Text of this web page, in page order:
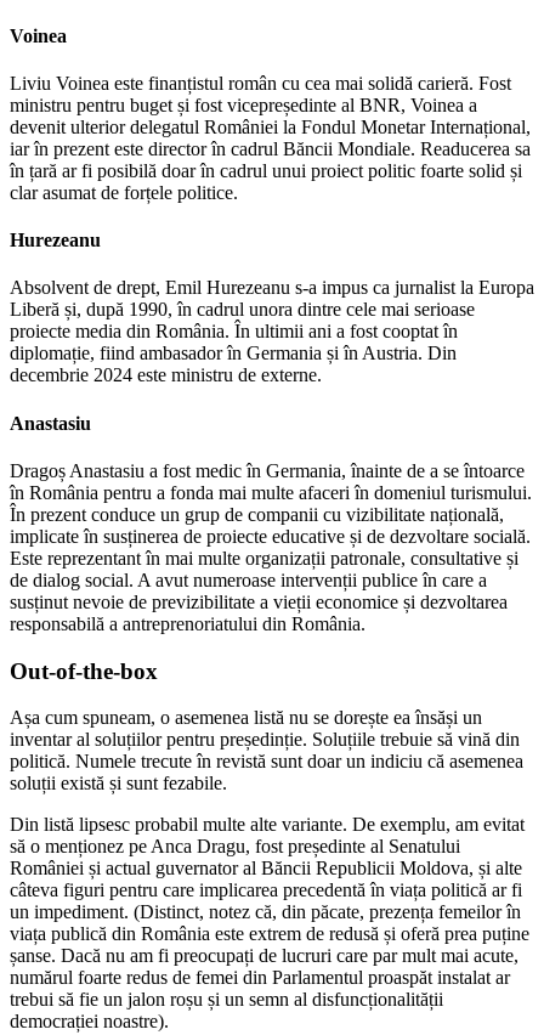
Voinea
Liviu Voinea este finanțistul român cu cea mai solidă carieră. Fost
ministru pentru buget și fost vicepreședinte al BNR, Voinea a
devenit ulterior delegatul României la Fondul Monetar Internațional,
iar în prezent este director în cadrul Băncii Mondiale. Readucerea sa
în țară ar fi posibilă doar în cadrul unui proiect politic foarte solid și
clar asumat de forțele politice.
Hurezeanu
Absolvent de drept, Emil Hurezeanu s-a impus ca jurnalist la Europa
Liberă și, după 1990, în cadrul unora dintre cele mai serioase
proiecte media din România. În ultimii ani a fost cooptat în
diplomație, fiind ambasador în Germania și în Austria. Din
decembrie 2024 este ministru de externe.
Anastasiu
Dragoș Anastasiu a fost medic în Germania, înainte de a se întoarce
în România pentru a fonda mai multe afaceri în domeniul turismului.
În prezent conduce un grup de companii cu vizibilitate națională,
implicate în susținerea de proiecte educative și de dezvoltare socială.
Este reprezentant în mai multe organizații patronale, consultative și
de dialog social. A avut numeroase intervenții publice în care a
susținut nevoie de previzibilitate a vieții economice și dezvoltarea
responsabilă a antreprenoriatului din România.
Out-of-the-box
Așa cum spuneam, o asemenea listă nu se dorește ea însăși un
inventar al soluțiilor pentru președinție. Soluțiile trebuie să vină din
politică. Numele trecute în revistă sunt doar un indiciu că asemenea
soluții există și sunt fezabile.
Din listă lipsesc probabil multe alte variante. De exemplu, am evitat
să o menționez pe Anca Dragu, fost președinte al Senatului
României și actual guvernator al Băncii Republicii Moldova, și alte
câteva figuri pentru care implicarea precedentă în viața politică ar fi
un impediment. (Distinct, notez că, din păcate, prezența femeilor în
viața publică din România este extrem de redusă și oferă prea puține
șanse. Dacă nu am fi preocupați de lucruri care par mult mai acute,
numărul foarte redus de femei din Parlamentul proaspăt instalat ar
trebui să fie un jalon roșu și un semn al disfuncționalității
democrației noastre).